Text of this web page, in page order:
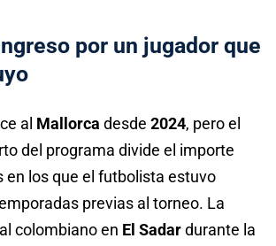
por un jugador que
al Mallorca desde 2024, pero el
del programa divide el importe
en los que el futbolista estuvo
previas al torneo. La
colombiano en El Sadardurante la